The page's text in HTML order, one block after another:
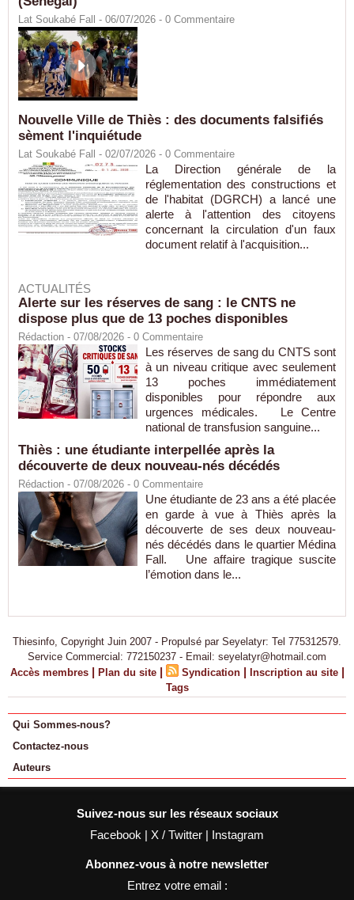
Lat Soukabé Fall - 06/07/2026 - 0 Commentaire
Nouvelle Ville de Thiès : des documents falsifiés
sèment l'inquiétude
Lat Soukabé Fall - 02/07/2026 - 0 Commentaire
La Direction générale de la
réglementation des constructions et
de l'habitat (DGRCH) a lancé une
alerte à l'attention des citoyens
concernant la circulation d'un faux
document relatif à l'acquisition...
ACTUALITÉS
Alerte sur les réserves de sang : le CNTS ne
dispose plus que de 13 poches disponibles
Rédaction - 07/08/2026 - 0 Commentaire
Les réserves de sang du CNTS sont
à un niveau critique avec seulement
13 poches immédiatement
disponibles pour répondre aux
urgences médicales. Le Centre
national de transfusion sanguine...
Thiès : une étudiante interpellée après la
découverte de deux nouveau-nés décédés
Rédaction - 07/08/2026 - 0 Commentaire
Une étudiante de 23 ans a été placée
en garde à vue à Thiès après la
découverte de ses deux nouveau-
nés décédés dans le quartier Médina
Fall. Une affaire tragique suscite
l’émotion dans le...
Thiesinfo, Copyright Juin 2007 - Propulsé par Seyelatyr: Tel 775312579.
Service Commercial: 772150237 - Email: seyelatyr@hotmail.com
Accès membres | Plan du site | Syndication | Inscription au site |
Tags
Qui Sommes-nous?
Contactez-nous
Auteurs
Suivez-nous sur les réseaux sociaux
Facebook | X / Twitter | Instagram
Abonnez-vous à notre newsletter
Entrez votre email :